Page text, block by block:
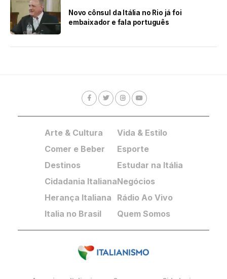
Novo cônsul da Itália no Rio já foi
embaixador e fala português
Arte & Cultura
Comer e Beber
Destinos
Cidadania Italiana
Herança Italiana
Italia no Brasil
Vida & Estilo
Esporte
Estudar na Itália
Negócios
Rádio Ao Vivo
Quem Somos